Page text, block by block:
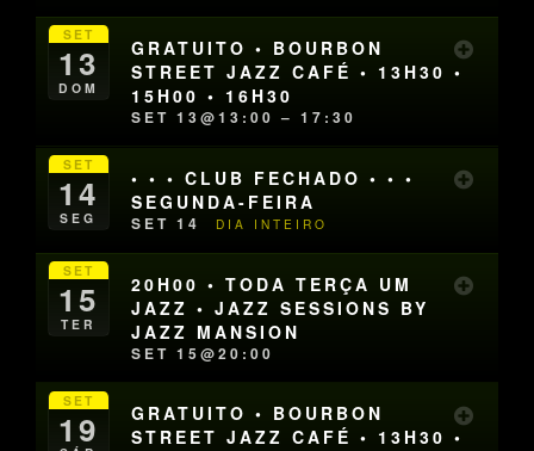
SET
13
DOM
GRATUITO • BOURBON
STREET JAZZ CAFÉ • 13H30 •
15H00 • 16H30
SET 13@13:00 – 17:30
SET
14
SEG
• • • CLUB FECHADO • • •
SEGUNDA-FEIRA
SET 14 DIA INTEIRO
SET
15
TER
20H00 • TODA TERÇA UM
JAZZ • JAZZ SESSIONS BY
JAZZ MANSION
SET 15@20:00
SET
19
GRATUITO • BOURBON
STREET JAZZ CAFÉ • 13H30 •